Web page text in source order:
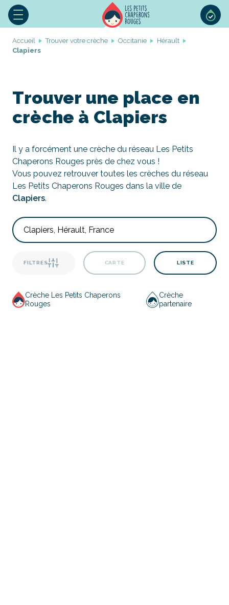
Accueil Trouver votre crèche Occitanie
Hérault
Clapiers
Trouver une place en
crèche à Clapiers
Il y a forcément une crèche du réseau Les Petits
Chaperons Rouges près de chez vous !
Vous pouvez retrouver toutes les crèches du réseau
Les Petits Chaperons Rouges dans la ville de
Clapiers.
FILTRES CARTE LISTE
Crèche Les Petits Chaperons
Rouges
Crèche
partenaire